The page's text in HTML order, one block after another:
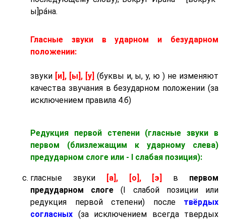
ы]ра́на.
Гласные звуки в ударном и безударном
положении:
звуки [и], [ы], [у] (буквы и, ы, у, ю ) не изменяют
качества звучания в безударном положении (за
исключением правила 4.б)
Редукция первой степени (гласные звуки в
первом (близлежащим к ударному слева)
предударном слоге или - I слабая позиция):
гласные звуки [а], [о], [э] в первом
предударном слоге (I слабой позиции или
редукция первой степени) послетвёрдых
согласных (за исключением всегда твердых